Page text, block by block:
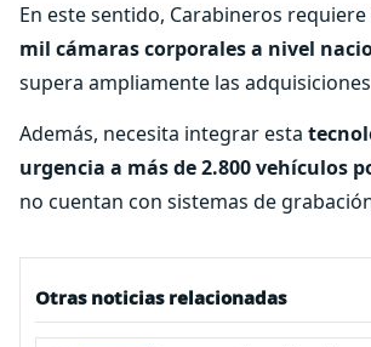
En este sentido, Carabineros
mil cámaras corporales a nivel
supera ampliamente las
Además, necesita integrar esta
urgencia a más de 2.800 vehículos
no cuentan con sistemas de
Otras noticias relacionadas